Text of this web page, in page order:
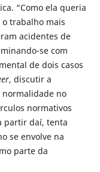
“Como ela queria
trabalho mais
acidentes de
se com
de dois casos
, discutir a
no
normativos
partir daí, tenta
se envolve na
parte da